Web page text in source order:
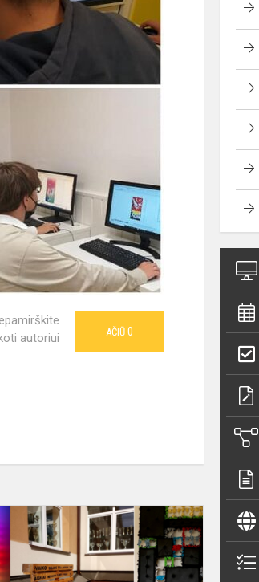
autoriui
AČIŪ 0
„Ateities
inžinerija“
ojo